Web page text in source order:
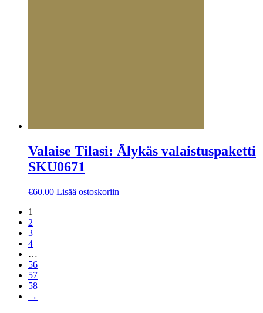
Valaise Tilasi: Älykäs valaistuspaketti
SKU0671
€60.00 Lisää ostoskoriin
1
2
3
4
…
56
57
58
→